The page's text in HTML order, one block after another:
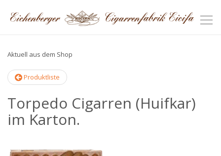
Aktuell aus dem Shop
Produktliste
Torpedo Cigarren (Huifkar)
im Karton.